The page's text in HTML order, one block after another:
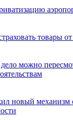
товары
можно
новый механизм